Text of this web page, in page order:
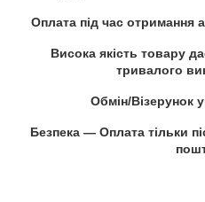
Оплата під час отримання
Висока якість товару
тривалого
Обмін/Візерунок
Безпека — Оплата тільки